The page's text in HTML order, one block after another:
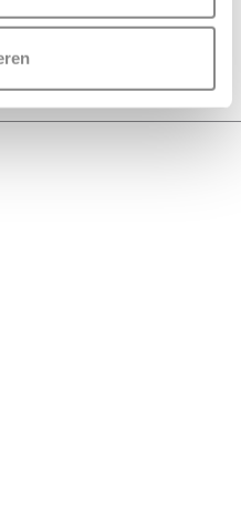
over dit product..